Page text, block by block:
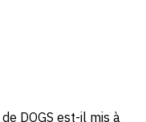
DOGS est-il mis à